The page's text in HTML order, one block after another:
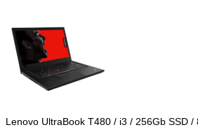
Lenovo UltraBook T480 / i3 / 256Gb SSD